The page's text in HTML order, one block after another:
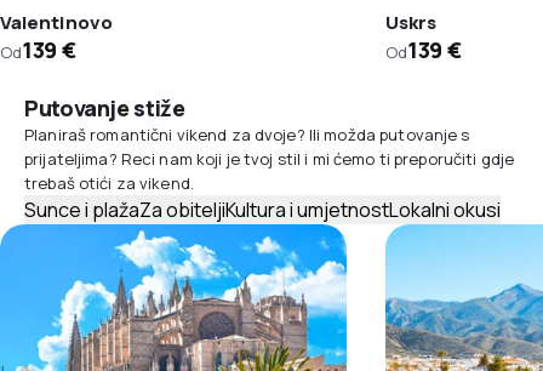
Valentinovo
Od139 €
Uskrs
Od139 €
Putovanje stiže
Planiraš romantični vikend za dvoje? Ili možda putovanje s
prijateljima? Reci nam koji je tvoj stil i mi ćemo ti preporučiti gdje
trebaš otići za vikend.
Sunce i plažaZa obiteljiKultura i umjetnostLokalni okusi